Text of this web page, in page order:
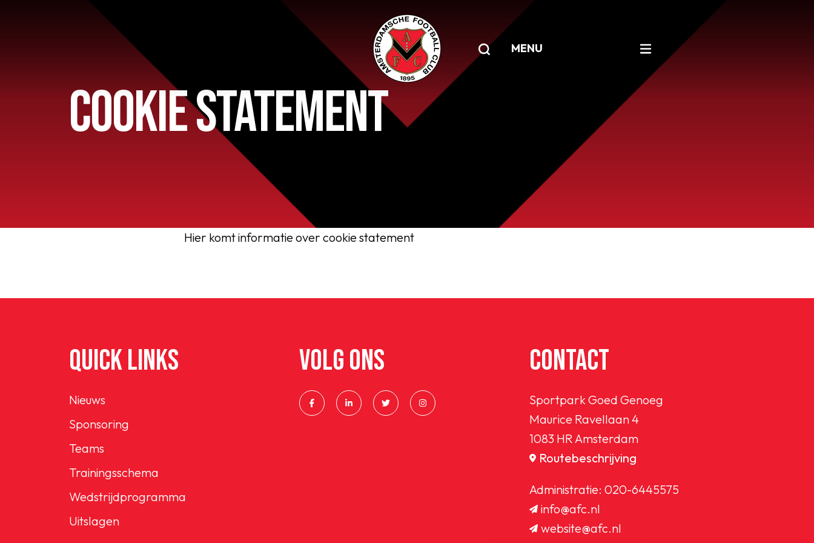
MENU
Home
Teams
Senioren
Nieuwsoverzicht
Sponsoring
SPORTPARK GOED GENOEG
LIDMAATSCHAP
CONTACT
COOKIE STATEMENT
Hier komt informatie over cookie statement
QUICK LINKS
Nieuws
Sponsoring
Teams
Trainingsschema
Wedstrijdprogramma
Uitslagen
VOLG ONS CONTACT
Sportpark Goed Genoeg
Maurice Ravellaan 4
1083 HR Amsterdam
Routebeschrijving
Administratie: 020-6445575
info@afc.nl
website@afc.nl